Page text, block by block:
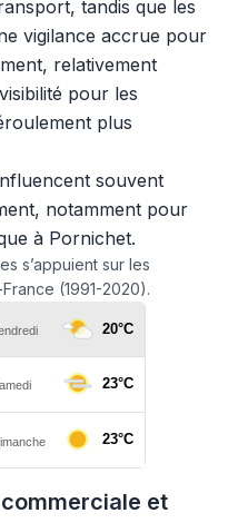
tandis que les
vigilance accrue pour
relativement
pour les
plus
souvent
notamment pour
à Pornichet.
s’appuient sur les
(1991-2020).
et